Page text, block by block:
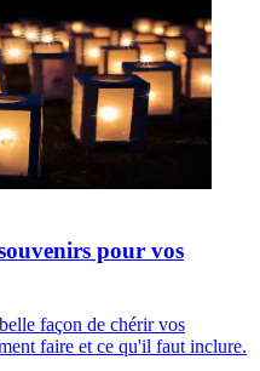
pour vos
façon de chérir vos
faire et ce qu'il faut inclure.